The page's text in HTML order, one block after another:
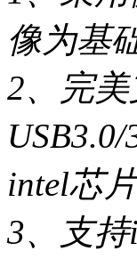
像为基
2、完
intel芯
3、支持